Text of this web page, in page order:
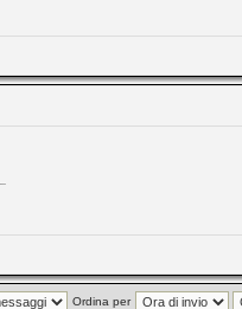
Ordina per